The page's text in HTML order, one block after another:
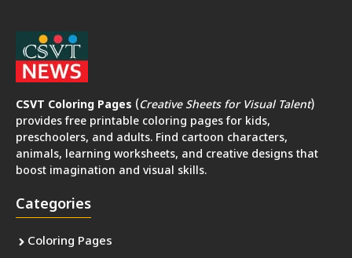
CSVT Coloring Pages (Creative Sheets for Visual Talent)
provides free printable coloring pages for kids,
preschoolers, and adults. Find cartoon characters,
animals, learning worksheets, and creative designs that
boost imagination and visual skills.
Categories
Coloring Pages